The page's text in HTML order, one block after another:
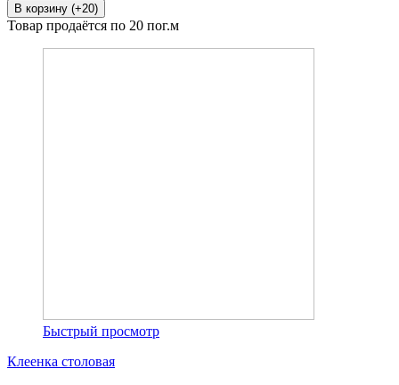
В корзину (+20)
Товар продаётся по 20 пог.м
Быстрый просмотр
Клеенка столовая